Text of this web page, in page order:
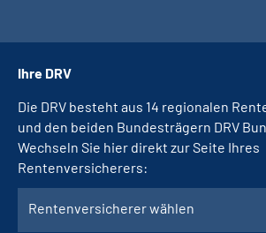
Ihre DRV
Die DRV besteht aus 14 regionalen
und den beiden Bundesträgern DRV
Wechseln Sie hier direkt zur Seite Ihres
Rentenversicherers:
Rentenversicherer wählen